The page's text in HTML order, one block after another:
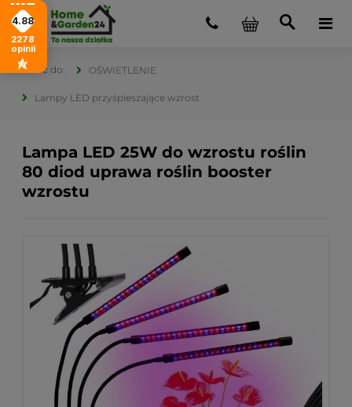
OŚWIETLENIE
Lampy LED przyśpieszające wzrost
Lampa LED 25W do wzrostu roślin
80 diod uprawa roślin booster
wzrostu
4.88
2278
opinii